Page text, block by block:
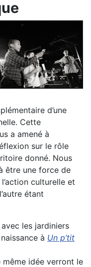
d’une
Cette
a amené à
sur le rôle
donné. Nous
être une force de
culturelle et
étant
les jardiniers
à Un p’tit
même idée verront le